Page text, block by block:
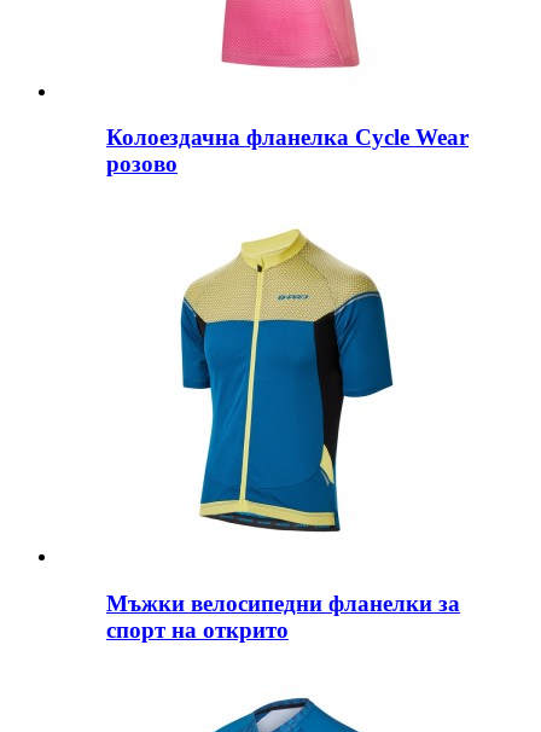
Колоездачна фланелка Cycle Wear
розово
Мъжки велосипедни фланелки за
спорт на открито